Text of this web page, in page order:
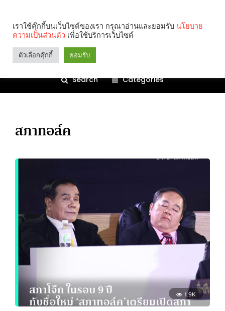
Search Categories
สภาทอล์ค
1.9K
เราใช้คุ๊กกี้บนเว็บไซต์ของเรา กรุณาอ่านและยอมรับ นโยบาย
ความเป็นส่วนตัว เพื่อใช้บริการเว็บไซต์
ตัวเลือกคุ๊กกี้ ยอมรับ